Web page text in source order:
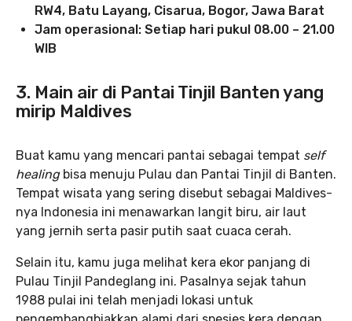
RW4, Batu Layang, Cisarua, Bogor, Jawa Barat
Jam operasional: Setiap hari pukul 08.00 – 21.00
WIB
3. Main air di Pantai Tinjil Banten yang
mirip Maldives
Buat kamu yang mencari pantai sebagai tempat self
healing bisa menuju Pulau dan Pantai Tinjil di Banten.
Tempat wisata yang sering disebut sebagai Maldives-
nya Indonesia ini menawarkan langit biru, air laut
yang jernih serta pasir putih saat cuaca cerah.
Selain itu, kamu juga melihat kera ekor panjang di
Pulau Tinjil Pandeglang ini. Pasalnya sejak tahun
1988 pulai ini telah menjadi lokasi untuk